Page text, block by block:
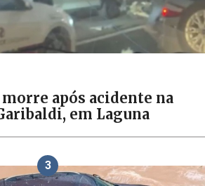
após acidente na
em Laguna
3